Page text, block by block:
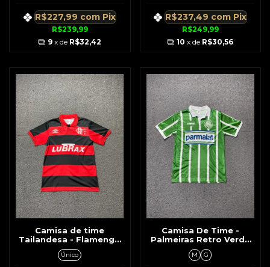
R$239,99
R$227,99 com Pix
9 x de R$32,42
R$249,99
R$237,49 com Pix
10 x de R$30,56
Camisa de time
Tailandesa - Flamengo
Umbro Rubro Negra
Retrô c/ Gola Patrocínio
Único
Camisa De Time -
Palmeiras Retro Verde
de 1996 Parmalt
M G